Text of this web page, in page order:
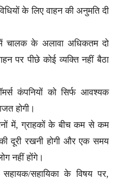
के लिए वाहन की अनुमति दी
में चालक के अलावा अधिकतम दो
पर पीछे कोई व्यक्ति नहीं बैठा
कंपनियों को सिर्फ आवश्यक
होगी।
में, ग्राहकों के बीच कम से कम
दूरी रखनी होगी और एक समय
नहीं होंगे।
सहायिका के विषय पर,